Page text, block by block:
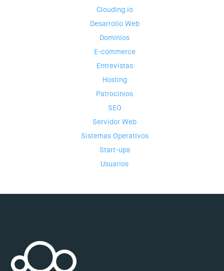
Clouding.io
Desarrollo Web
Dominios
E-commerce
Entrevistas
Hosting
Patrocinios
SEO
Servidor Web
Sistemas Operativos
Start-ups
Usuarios